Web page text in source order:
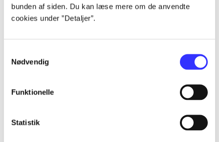
bunden af siden. Du kan læse mere om de anvendte
cookies under ”Detaljer”.
Nødvendig
Funktionelle
Statistik
...